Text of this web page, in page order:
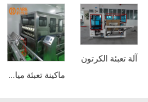
الكرتون
ماكينة تعبئة مياه بسعة 900 عبوة/ساعة للبراميل سعة 3-5 جالون